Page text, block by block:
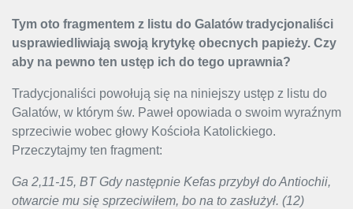
Tym oto fragmentem z listu do Galatów tradycjonaliści
usprawiedliwiają swoją krytykę obecnych papieży. Czy
aby na pewno ten ustęp ich do tego uprawnia?
Tradycjonaliści powołują się na niniejszy ustęp z listu do
Galatów, w którym św. Paweł opowiada o swoim wyraźnym
sprzeciwie wobec głowy Kościoła Katolickiego.
Przeczytajmy ten fragment:
Ga 2,11-15, BT Gdy następnie Kefas przybył do Antiochii,
otwarcie mu się sprzeciwiłem, bo na to zasłużył. (12)